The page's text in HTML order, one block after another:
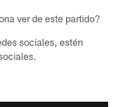
ver de este partido?
sociales, estén